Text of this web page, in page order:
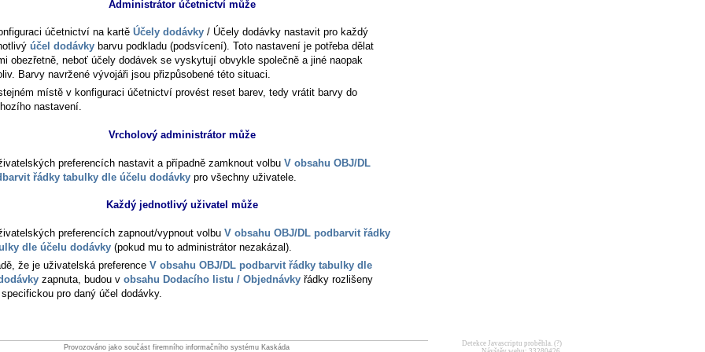
Administrátor účetnictví může
účetnictví na kartě Účely dodávky / Účely dodávky nastavit pro každý
účel dodávky barvu podkladu (podsvícení). Toto nastavení je potřeba dělat
obezřetně, neboť účely dodávek se vyskytují obvykle společně a jiné naopak
Barvy navržené vývojáři jsou přizpůsobené této situaci.
místě v konfiguraci účetnictví provést reset barev, tedy vrátit barvy do
nastavení.
Vrcholový administrátor může
preferencích nastavit a případně zamknout volbu V obsahu OBJ/DL
řádky tabulky dle účelu dodávky pro všechny uživatele.
Každý jednotlivý uživatel může
preferencích zapnout/vypnout volbu V obsahu OBJ/DL podbarvit řádky
dle účelu dodávky (pokud mu to administrátor nezakázal).
že je uživatelská preference V obsahu OBJ/DL podbarvit řádky tabulky dle
zapnuta, budou v obsahu Dodacího listu / Objednávky řádky rozlišeny
pro daný účel dodávky.
Provozováno jako součást firemního informačního systému Kaskáda
Detekce Javascriptu proběhla. (?)